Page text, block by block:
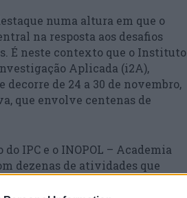
numa altura em que o
na resposta aos desafios
É neste contexto que o Instituto
Aplicada (i2A),
de 24 a 30 de novembro,
que envolve centenas de
IPC e o INOPOL – Academia
dezenas de atividades que
da instituição,